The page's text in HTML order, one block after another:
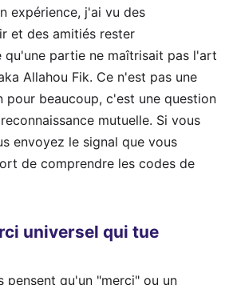
expérience, j'ai vu des
et des amitiés rester
qu'une partie ne maîtrisait pas l'art
Allahou Fik. Ce n'est pas une
pour beaucoup, c'est une question
mutuelle. Si vous
envoyez le signal que vous
de comprendre les codes de
universel qui tue
pensent qu'un "merci" ou un